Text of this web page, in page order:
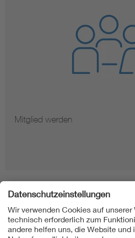
Mitglied werden
Folgen Sie uns